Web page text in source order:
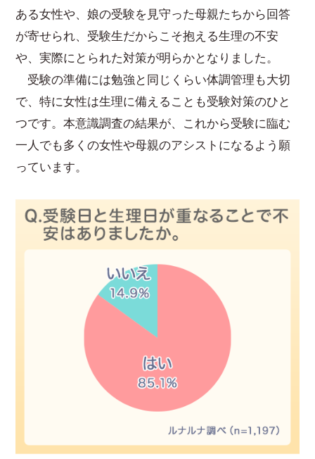
ある女性や、娘の受験を見守った母親たちから回答
が寄せられ、受験生だからこそ抱える生理の不安
や、実際にとられた対策が明らかとなりました。
受験の準備には勉強と同じくらい体調管理も大切
で、特に女性は生理に備えることも受験対策のひと
つです。本意識調査の結果が、これから受験に臨む
一人でも多くの女性や母親のアシストになるよう願
っています。